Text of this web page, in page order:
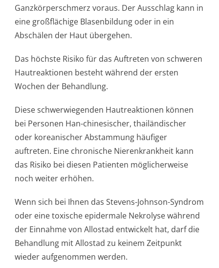
Ganzkörperschmerz voraus. Der Ausschlag kann in
eine großflächige Blasenbildung oder in ein
Abschälen der Haut übergehen.
Das höchste Risiko für das Auftreten von schweren
Hautreaktionen besteht während der ersten
Wochen der Behandlung.
Diese schwerwiegenden Hautreaktionen können
bei Personen Han-chinesischer, thailändischer
oder koreanischer Abstammung häufiger
auftreten. Eine chronische Nierenkrankheit kann
das Risiko bei diesen Patienten möglicherweise
noch weiter erhöhen.
Wenn sich bei Ihnen das Stevens-Johnson-Syndrom
oder eine toxische epidermale Nekrolyse während
der Einnahme von Allostad entwickelt hat, darf die
Behandlung mit Allostad zu keinem Zeitpunkt
wieder aufgenommen werden.